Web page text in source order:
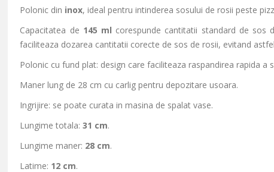
Polonic din inox, ideal pentru intinderea sosului de rosii peste
Capacitatea de 145 ml corespunde cantitatii standard de sos
faciliteaza dozarea cantitatii corecte de sos de rosii, evitand
Polonic cu fund plat: design care faciliteaza raspandirea rapida a
Maner lung de 28 cm cu carlig pentru depozitare usoara.
Ingrijire: se poate curata in masina de spalat vase.
Lungime totala:31 cm.
Lungime maner: 28 cm.
Latime: 12 cm.